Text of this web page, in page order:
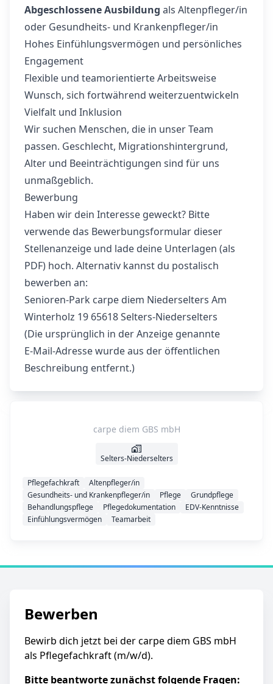
Abgeschlossene Ausbildung als Altenpfleger/in
oder Gesundheits- und Krankenpfleger/in
Hohes Einfühlungsvermögen und persönliches
Engagement
Flexible und teamorientierte Arbeitsweise
Wunsch, sich fortwährend weiterzuentwickeln
Vielfalt und Inklusion
Wir suchen Menschen, die in unser Team
passen. Geschlecht, Migrationshintergrund,
Alter und Beeinträchtigungen sind für uns
unmaßgeblich.
Bewerbung
Haben wir dein Interesse geweckt? Bitte
verwende das Bewerbungsformular dieser
Stellenanzeige und lade deine Unterlagen (als
PDF) hoch. Alternativ kannst du postalisch
bewerben an:
Senioren-Park carpe diem Niederselters Am
Winterholz 19 65618 Selters-Niederselters
(Die ursprünglich in der Anzeige genannte
E‑Mail-Adresse wurde aus der öffentlichen
Beschreibung entfernt.)
carpe diem GBS mbH
Selters-Niederselters
Pflegefachkraft
Altenpfleger/in
Gesundheits- und Krankenpfleger/in
Pflege
Grundpflege
Behandlungspflege
Pflegedokumentation
EDV-Kenntnisse
Einfühlungsvermögen
Teamarbeit
Bewerben
Bewirb dich jetzt bei der carpe diem GBS mbH
als Pflegefachkraft (m/w/d).
Bitte beantworte zunächst folgende Fragen: